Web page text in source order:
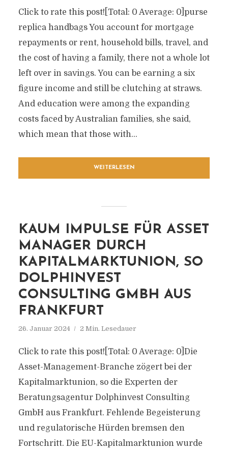
Click to rate this post![Total: 0 Average: 0]purse
replica handbags You account for mortgage
repayments or rent, household bills, travel, and
the cost of having a family, there not a whole lot
left over in savings. You can be earning a six
figure income and still be clutching at straws.
And education were among the expanding
costs faced by Australian families, she said,
which mean that those with...
WEITERLESEN
KAUM IMPULSE FÜR ASSET
MANAGER DURCH
KAPITALMARKTUNION, SO
DOLPHINVEST
CONSULTING GMBH AUS
FRANKFURT
26. Januar 2024 2 Min. Lesedauer
Click to rate this post![Total: 0 Average: 0]Die
Asset-Management-Branche zögert bei der
Kapitalmarktunion, so die Experten der
Beratungsagentur Dolphinvest Consulting
GmbH aus Frankfurt. Fehlende Begeisterung
und regulatorische Hürden bremsen den
Fortschritt. Die EU-Kapitalmarktunion wurde